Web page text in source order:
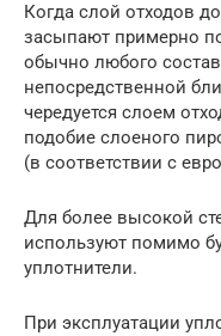
Когда слой отходов
засыпают примерно
обычно любого
непосредственной
чередуется слоем
подобие слоеного
(в соответствии с
Для более высокой
используют помимо
уплотнители.
При эксплуатации